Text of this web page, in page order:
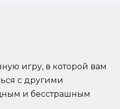
игру, в которой вам
с другими
и бесстрашным